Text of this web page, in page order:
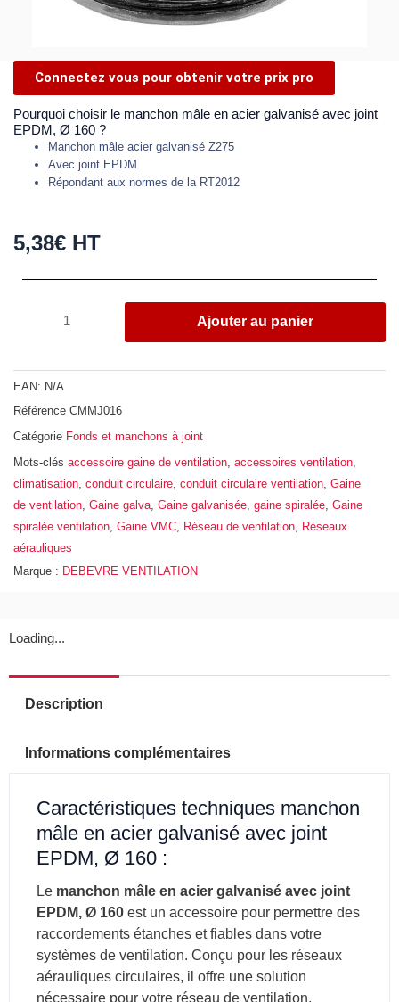
Connectez vous pour obtenir votre prix pro
Pourquoi choisir le manchon mâle en acier galvanisé avec joint
EPDM, Ø 160 ?
Manchon mâle acier galvanisé Z275
Avec joint EPDM
Répondant aux normes de la RT2012
5,38€ HT
mâle
acier
galvanisé
avec
joint
EPDM,
Ø
160
Ajouter au panier
EAN: N/A
Référence CMMJ016
Catégorie Fonds et manchons à joint
Mots-clés accessoire gaine de ventilation accessoires ventilation
climatisation conduit circulaire conduit circulaire ventilation Gaine
de ventilation Gaine galva Gaine galvanisée gaine spiralée Gaine
spiralée ventilation Gaine VMC Réseau de ventilation Réseaux
aérauliques
Marque : DEBEVRE VENTILATION
Loading...
Description
Informations complémentaires
Caractéristiques techniques manchon
mâle en acier galvanisé avec joint
EPDM, Ø 160 :
Le manchon mâle en acier galvanisé avec joint
EPDM, Ø 160 est un accessoire pour permettre des
raccordements étanches et fiables dans votre
systèmes de ventilation. Conçu pour les réseaux
aérauliques circulaires, il offre une solution
nécessaire pour votre réseau de ventilation.